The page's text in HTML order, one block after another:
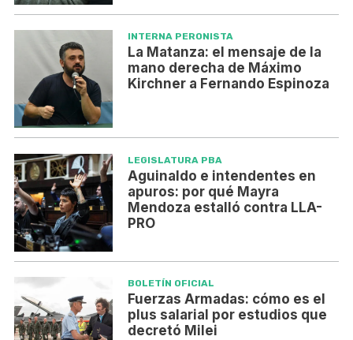
INTERNA PERONISTA
La Matanza: el mensaje de la
mano derecha de Máximo
Kirchner a Fernando Espinoza
LEGISLATURA PBA
Aguinaldo e intendentes en
apuros: por qué Mayra
Mendoza estalló contra LLA-
PRO
BOLETÍN OFICIAL
Fuerzas Armadas: cómo es el
plus salarial por estudios que
decretó Milei